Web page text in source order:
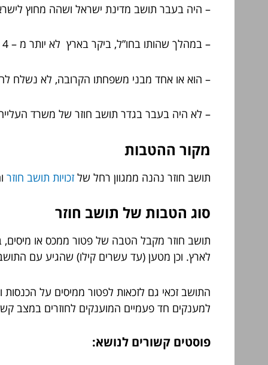
– היה בעבר תושב מדינת ישראל ושהה מחוץ
– במהלך שהותו בחו”ל, ביקר בארץ לא יותר מ – 4 חודשים בכל שנה של היעדרות.
– הוא או אחד מבני משפחתו הקרובה, לא נשלח
– לא היה בעבר בגדר תושב חוזר של משרד העלייה והקליטה, אלא אם כן חלפו 10 שנים מאז קבלת
מקור ההטבות
תושב חוזר נהנה ממגוון רחל של זכויות תושב חוזר
סוג הטבות של תושב חוזר
לארץ. וכן מטען (עד עשרים קילו) שהגיע עם
התושב זכאי גם לזכאות לפטור ממיסים על
למענקים חד פעמיים המוענקים לחוזרים במצב
פוסטים קשורים לנושא: